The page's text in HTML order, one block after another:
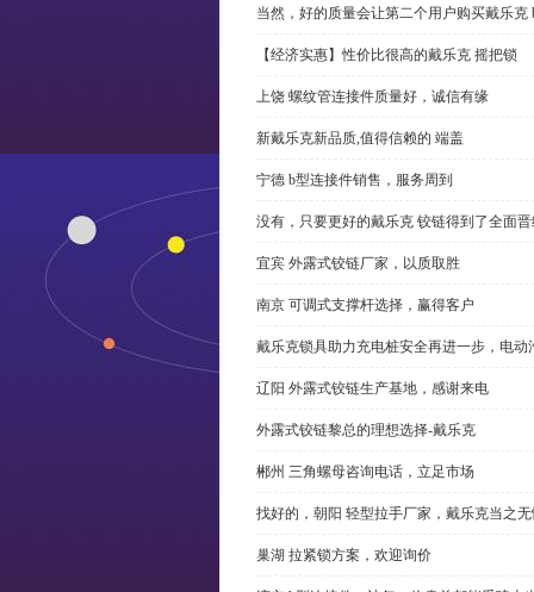
当然，好的质量会让第二个用户购买戴乐克
【经济实惠】性价比很高的戴乐克 摇把锁
上饶 螺纹管连接件质量好，诚信有缘
新戴乐克新品质,值得信赖的 端盖
宁德 b型连接件销售，服务周到
没有，只要更好的戴乐克 铰链得到了全面
宜宾 外露式铰链厂家，以质取胜
南京 可调式支撑杆选择，赢得客户
戴乐克锁具助力充电桩安全再进一步，电动
辽阳 外露式铰链生产基地，感谢来电
外露式铰链黎总的理想选择-戴乐克
郴州 三角螺母咨询电话，立足市场
找好的，朝阳 轻型拉手厂家，戴乐克当之
巢湖 拉紧锁方案，欢迎询价